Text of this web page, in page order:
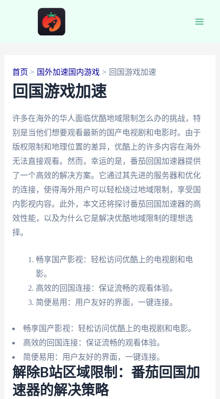
首页 国外加速国内游戏 回国游戏加速
回国游戏加速
许多在海外的华人面临优酷地域限制怎么办的挑战，特
别是当他们想要观看最新的国产电视剧和电影时。由于
版权限制和地理位置的差异，优酷上的许多内容在海外
无法直接观看。然而，幸运的是，番茄回国加速器提供
了一个高效的解决方案。它通过其先进的服务器和优化
的连接，使得海外用户可以轻松绕过地域限制，享受国
内影视内容。此外，本文还将探讨番茄回国加速器的高
效性能，以及为什么它是解决优酷地域限制的理想选
择。
畅享国产影视：轻松访问优酷上的电视剧和电
影。
高效的回国连接：保证流畅的观看体验。
简便易用：用户友好的界面，一键连接。
畅享国产影视：轻松访问优酷上的电视剧和电影。
高效的回国连接：保证流畅的观看体验。
简便易用：用户友好的界面，一键连接。
解除B站区域限制：番茄回国加
速器的解决策略